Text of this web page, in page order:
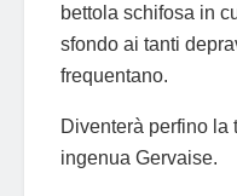
bettola schifosa in
sfondo ai tanti
frequentano.
Diventerà perfino la
ingenua Gervaise.